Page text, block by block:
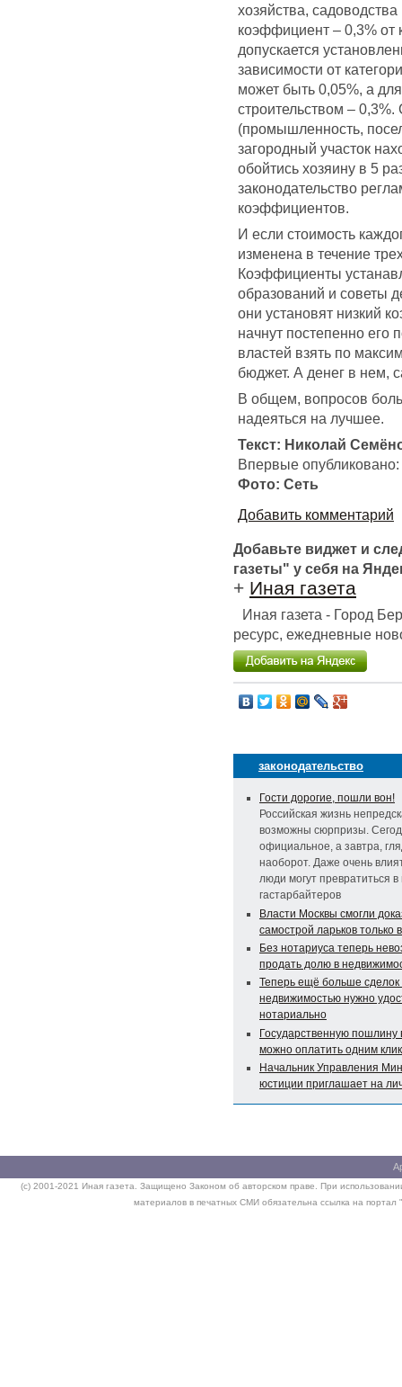
хозяйства,
коэффициент – 0,3% от
допускается
зависимости от
может быть 0,05%, а
строительством –
(промышленность,
загородный участок
обойтись хозяину в 5
законодательство
коэффициентов.
И если стоимость
изменена в течение
Коэффициенты
образований и советы
они установят низкий
начнут постепенно
властей взять по
бюджет. А денег в нем,
В общем, вопросов
надеяться на лучшее.
Текст: Николай
Впервые опубликовано:
Фото: Сеть
Добавить комментарий
Добавьте виджет и
газеты" у себя на
+ Иная газета
Иная газета - Город
ресурс, ежедневные
законодательство
Гости дорогие, пошли вон!
Российская жизнь
возможны сюрпризы.
официальное, а завтра,
наоборот. Даже очень
люди могут превратиться
гастарбайтеров
Власти Москвы смогли
самострой ларьков только
Без нотариуса теперь
продать долю в
Теперь ещё больше сделок
недвижимостью нужно
нотариально
Государственную пошлину
можно оплатить одним
Начальник Управления
юстиции приглашает на
(c) 2001-2021 Иная газета. Защищено Законом об авторском праве. При
материалов в печатных СМИ обязательна ссылка на